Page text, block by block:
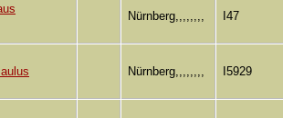
Nürnberg,,,,,,,, I47
Nürnberg,,,,,,,, I5929